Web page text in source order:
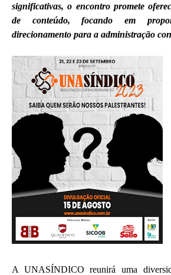
significativas, o encontro promete
de conteúdo, focando em
direcionamento para a administração
A UNASÍNDICO reunirá uma